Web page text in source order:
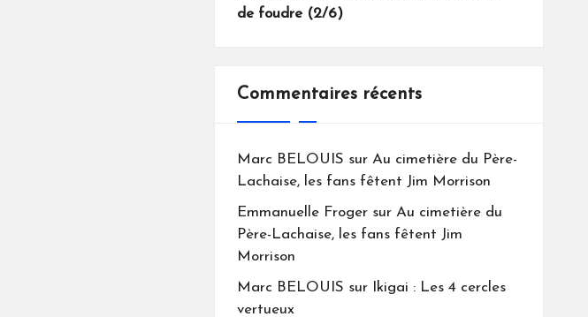
de foudre (2/6)
Commentaires récents
Marc BELOUIS sur Au cimetière du Père-
Lachaise, les fans fêtent Jim Morrison
Emmanuelle Frogersur Au cimetière du
Père-Lachaise, les fans fêtent Jim
Morrison
Marc BELOUIS sur
Ikigai : Les 4 cercles
vertueux